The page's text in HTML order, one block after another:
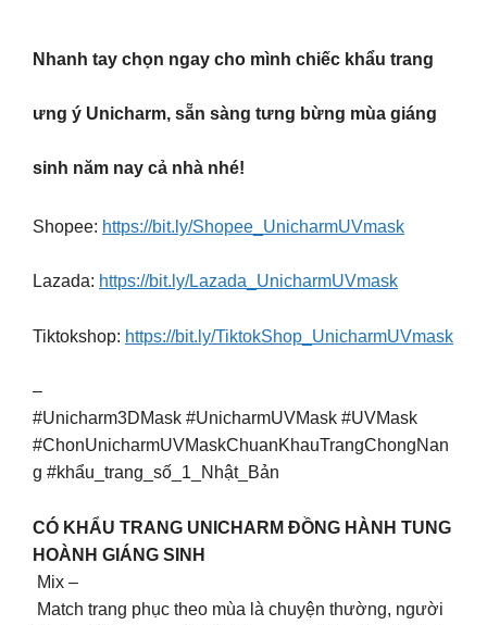
Nhanh tay chọn ngay cho mình chiếc khẩu trang
ưng ý Unicharm, sẵn sàng tưng bừng mùa giáng
sinh năm nay cả nhà nhé!
Shopee: https://bit.ly/Shopee_UnicharmUVmask
Lazada: https://bit.ly/Lazada_UnicharmUVmask
Tiktokshop: https://bit.ly/TiktokShop_UnicharmUVmask
–
#Unicharm3DMask #UnicharmUVMask #UVMask
#ChonUnicharmUVMaskChuanKhauTrangChongNan
g #khẩu_trang_số_1_Nhật_Bản
CÓ KHẨU TRANG UNICHARM ĐỒNG HÀNH TUNG
HOÀNH GIÁNG SINH
Mix –
Match trang phục theo mùa là chuyện thường, người